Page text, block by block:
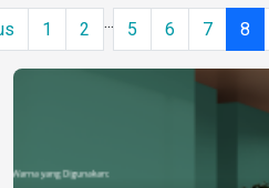
1 2 ... 5 6 7 8